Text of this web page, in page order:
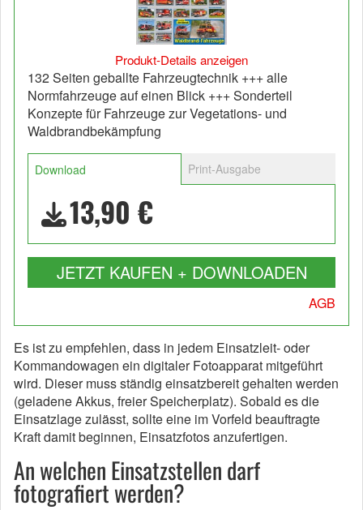
Produkt-Details anzeigen
132 Seiten geballte Fahrzeugtechnik +++ alle
Normfahrzeuge auf einen Blick +++ Sonderteil
Konzepte für Fahrzeuge zur Vegetations- und
Waldbrandbekämpfung
Download Print-Ausgabe
13,90 €
JETZT KAUFEN + DOWNLOADEN
AGB
Es ist zu empfehlen, dass in jedem Einsatzleit- oder
Kommandowagen ein digitaler Fotoapparat mitgeführt
wird. Dieser muss ständig einsatzbereit gehalten werden
(geladene Akkus, freier Speicherplatz). Sobald es die
Einsatzlage zulässt, sollte eine im Vorfeld beauftragte
Kraft damit beginnen, Einsatzfotos anzufertigen.
An welchen Einsatzstellen darf
fotografiert werden?